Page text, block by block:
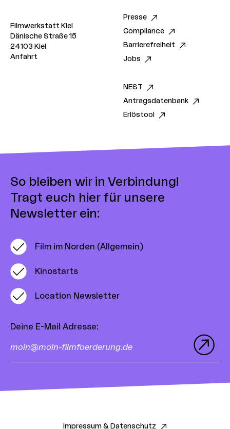
So bleiben wir in Verbindung!
Tragt euch hier für unsere
Newsletter ein:
Film im Norden (Allgemein)
Kinostarts
Location Newsletter
Deine E-Mail Adresse:
Filmwerkstatt Kiel
Dänische Straße 15
24103 Kiel
Anfahrt
Presse
Compliance
Barrierefreiheit
Jobs
NEST
Antragsdatenbank
Erlöstool
Impressum & Datenschutz